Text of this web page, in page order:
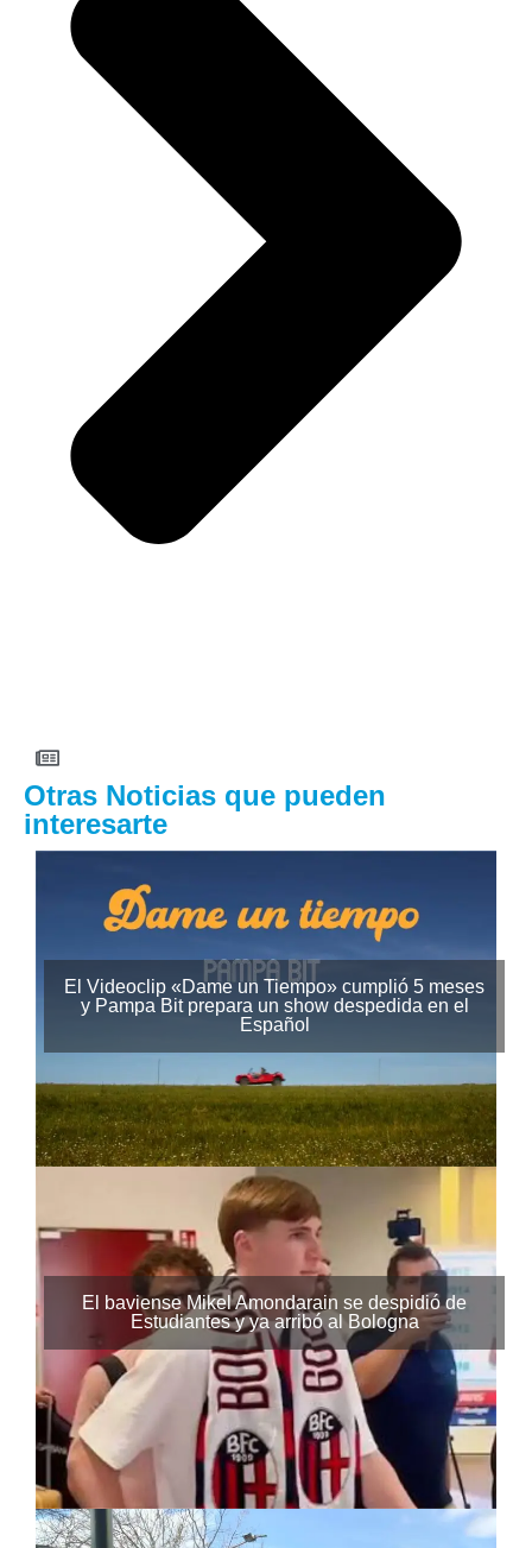
Otras Noticias que pueden
interesarte
El Videoclip «Dame un Tiempo» cumplió 5 meses
y Pampa Bit prepara un show despedida en el
Español
El baviense Mikel Amondarain se despidió de
Estudiantes y ya arribó al Bologna